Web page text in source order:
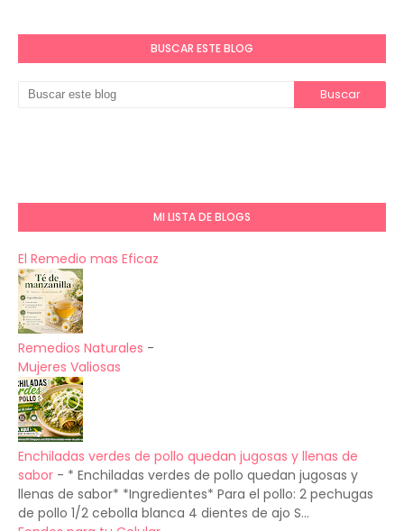
BUSCAR ESTE BLOG
MI LISTA DE BLOGS
El Remedio mas Eficaz
Remedios Naturales -
Mujeres Valiosas
Enchiladas verdes de pollo quedan jugosas y llenas de
sabor - * Enchiladas verdes de pollo quedan jugosas y
llenas de sabor* *Ingredientes* Para el pollo: 2 pechugas
de pollo 1/2 cebolla blanca 4 dientes de ajo S...